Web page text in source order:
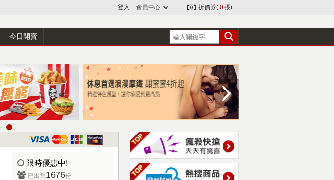
登入 會員中心 折價券( 0 張)
今日開賣
限時優惠中!
已出售1676份